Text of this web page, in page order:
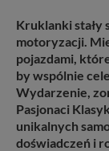
Kruklanki stały
motoryzacji.
pojazdami,
by wspólnie
Wydarzenie,
Pasjonaci
unikalnych
doświadczeń i